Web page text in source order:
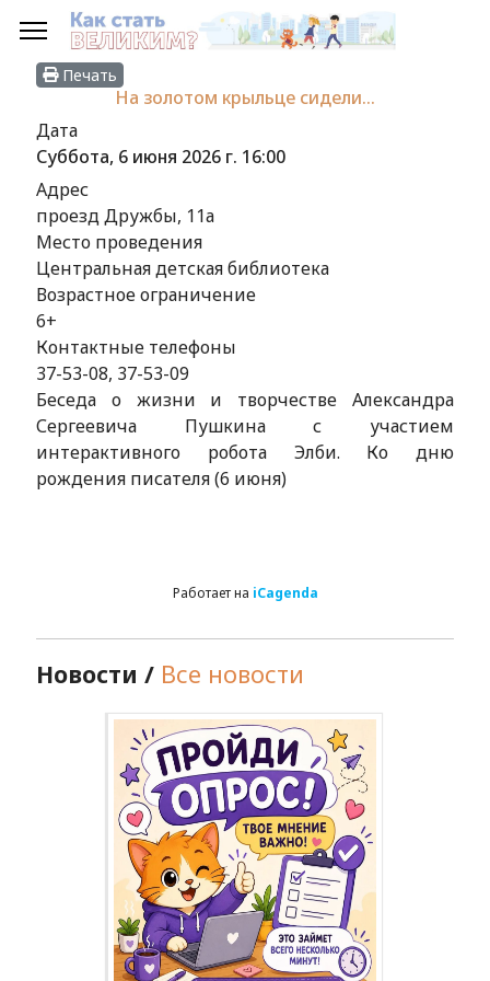
Печать
На золотом крыльце сидели…
Дата
Суббота, 6 июня 2026 г. 16:00
Адрес
проезд Дружбы, 11а
Место проведения
Центральная детская библиотека
Возрастное ограничение
6+
Контактные телефоны
37-53-08, 37-53-09
Беседа о жизни и творчестве Александра
Сергеевича Пушкина с участием
интерактивного робота Элби. Ко дню
рождения писателя (6 июня)
Работает на iCagenda
Новости / Все новости